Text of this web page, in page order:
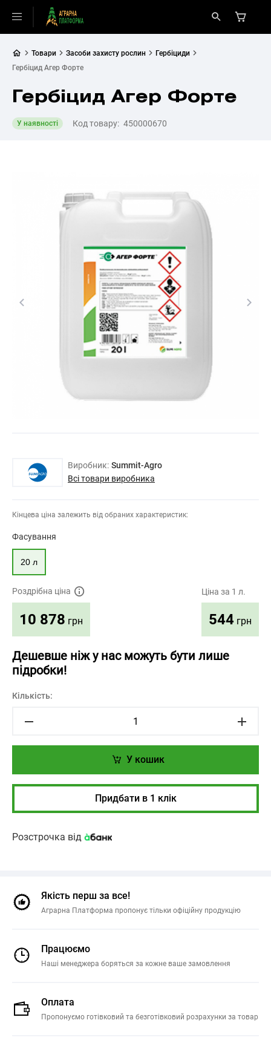
Товари Засоби захисту рослин
Гербіциди
Гербіцид Агер Форте
Гербіцид Агер Форте
У наявності Код товару: 450000670
Виробник: Summit-Agro
Всі товари виробника
Кінцева ціна залежить від обраних характеристик:
Фасування
20 л
Роздрібна ціна
10 878 грн
Ціна за 1 л.
544 грн
Дешевше ніж у нас можуть бути лише
підробки!
Кількість:
У кошик
Придбати в 1 клік
Розстрочка від
Якість перш за все!
Аграрна Платформа пропонує тільки офіційну продукцію
Працюємо
Наші менеджера боряться за кожне ваше замовлення
Оплата
Пропонуємо готівковий та безготівковий розрахунки за товар